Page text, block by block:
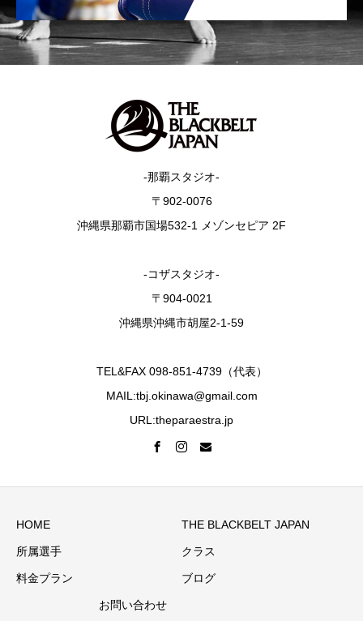
-那覇スタジオ-
〒902-0076
沖縄県那覇市国場532-1 メゾンセピア 2F
-コザスタジオ-
〒904-0021
沖縄県沖縄市胡屋2-1-59
TEL&FAX 098-851-4739（代表）
MAIL:tbj.okinawa@gmail.com
URL:theparaestra.jp
HOME THE BLACKBELT JAPAN
所属選手 クラス
料金プラン ブログ
お問い合わせ